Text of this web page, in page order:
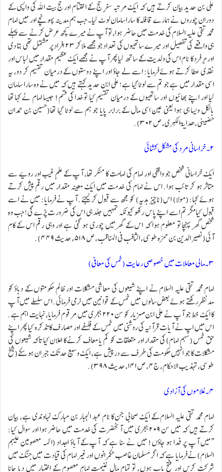
علی بن حدید بیان کرتے ہیں کہ ایک مرتبہ سفرِ حج کے اختتام اور حج بیت اللہ کی واپسی کے
دوران چوروں نے ہمارے قافلہ کا سارا سامان لوٹ لیا۔ جب ہم مدینہ پہونچے اور میں امام
محمد تقی علیہ السلام کی خدمت میں حاضر ہوا، تو آپ نے میرے کچھ عرض کرنے سے پہلے
ہی واقعے کی تفصیل اور میرے ساتھیوں کی تعداد جو مجھے ملاکر ٢٣ افراد پر مشتمل تھی بتا دی
اور ہر فرد کا نام اس کی ولدیت کے ساتھ لیا پھر آپ نے مجھے ایک عظیم مقدار میں لباس اور
نقدی عطا کرتے ہوئے فرمایا: اسے لے جاؤ اور اپنے دوستوں کے درمیان تقسیم کر دو، یہ
اسی مقدار میں ہے جو تم سے لوٹا گیا ہے؛ علی ابن حدید کہتے ہیں کہ میں نے وہ سارا سامان
لیا اور اپنے بھائیوں اور ساتھیوں کے درمیان تقسیم کیا تو خدا کی قسم! جیسا امام نے کہا تھا
بالکل ویسا ہی ہوا یعنی عین اسی مال کے برابر پایا جو ہم سے لوٹا گیا تھا(حسین بن حمدان
حضینی، ھدایۃ الکبری، ص ٣٠٢).
۲۔ خراسانی مرد کی مشکل کشائی
ایک خراسانی شخص جو واقفی اور امام کی امامت کا منکر تھا، آپ کے علمِ غیب اور رویے سے
متاثر ہو کر تائب ہوا. اس نے امام کی خدمت میں ایک معینہ مقدار میں رقم پیش کرتے
ہوئے کہا: (مولا) اس(ناچیز ہدیہ) کو مجھ سے قبول کرلیجئے. آپ نے فرمایا: میں نے اسے
قبول کیا مگر تم اسے اپنے پاس رکھو کیونکہ تمہیں جلد ہی اس کی ضرورت پڑے گی؛ جب وہ
شخص گھر پہنچا تو معلوم ہوا کہ اس کے گھر میں چوری ہو گئی ہے اور وہی رقم اس کے کام
آئی(نصیر الدین بن حمزہ طوسی، الثافب فی المناقب، ص ۵۱۸، حدیث ۴۴۹).
۳۔مالی معاملات میں خصوصی رعایت (خمس کی معافی)
امام محمد تقی علیہ السلام نے اپنے شیعوں کی معاشی مشکلات اور ظالم حکومتوں کے دباؤ کو
مدنظر رکھتے ہوئے بعض سالوں میں خمس کے قوانین میں نرمی فرمائی. اس سلسلے میں آپ
کا ایک خط جو آپ نے علی ابن مہزیار کو سن ٢٢٠ ہجری میں مرقوم فرمایا، نہایت اہم ہے.
اس میں اپ نے آیات قرآنیہ کی روشنی میں خمس کے فلسفے اور مصارف کا تذکرہ کیا پھر اپنے
حق خمس (سہم امام) کی مقدار اور متعلقات کو کم یا معاف کرنے کا اعلان کیا تاکہ شیعوں کی
مشکلات کا جو انہیں حکومت کی طرف سے درپیش ہے، ایک وسیع حد تک جبران ہو سکے(شیخ
طوسی، تہذیب الاحکام، ج۴، ص ١٤١، حدیث ٣٩٨).
۴۔ غلاموں کی آزادی
امام محمد تقی علیہ السلام کے ایک صحابی جن کا نام عبد الجبار بن مبارک نہاوندی ہے، بیان
کرتے ہیں کہ میں سن ۲٠٩ ہجری میں آنحضرت کی خدمت میں حاضر ہوا اور سوال کیا:
“میں آپ پر فدا ہو جاؤں! میں نے سنا ہے کہ آپ کے آباؤ اجداد (ائمہ معصومین علیہم
السلام) نے فرمایا ہے کہ اگر مسلمان غاصب حکمرانوں اور غیر امام کی قیادت میں جنگ میں
شرکت کریں اور فتح یاب ہوں، تو تمام مالِ غنیمت امامِ معصوم کے اختیار میں دیا جانا